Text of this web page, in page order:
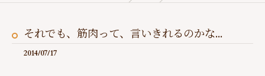
それでも、筋肉って、言いきれるのかな...
2014/07/17